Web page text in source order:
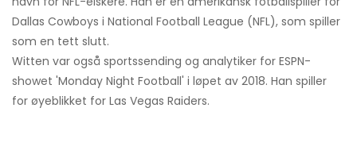
Dallas Cowboys i National Football League (NFL), som spiller
som en tett slutt.
Witten var også sportssending og analytiker for ESPN-
showet 'Monday Night Football' i løpet av 2018. Han spiller
for øyeblikket for Las Vegas Raiders.